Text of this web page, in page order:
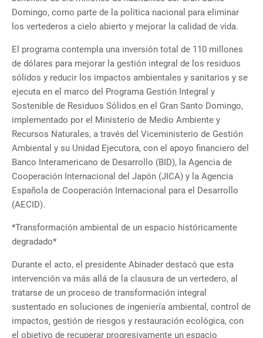
Domingo, como parte de la política nacional para eliminar
los vertederos a cielo abierto y mejorar la calidad de vida.
El programa contempla una inversión total de 110 millones
de dólares para mejorar la gestión integral de los residuos
sólidos y reducir los impactos ambientales y sanitarios y se
ejecuta en el marco del Programa Gestión Integral y
Sostenible de Residuos Sólidos en el Gran Santo Domingo,
implementado por el Ministerio de Medio Ambiente y
Recursos Naturales, a través del Viceministerio de Gestión
Ambiental y su Unidad Ejecutora, con el apoyo financiero del
Banco Interamericano de Desarrollo (BID), la Agencia de
Cooperación Internacional del Japón (JICA) y la Agencia
Española de Cooperación Internacional para el Desarrollo
(AECID).
*Transformación ambiental de un espacio históricamente
degradado*
Durante el acto, el presidente Abinader destacó que esta
intervención va más allá de la clausura de un vertedero, al
tratarse de un proceso de transformación integral
sustentado en soluciones de ingeniería ambiental, control de
impactos, gestión de riesgos y restauración ecológica, con
el objetivo de recuperar progresivamente un espacio